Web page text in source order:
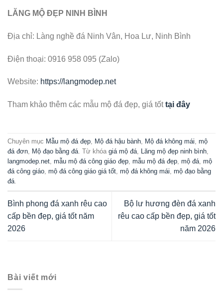
LĂNG MỘ ĐẸP NINH BÌNH
Địa chỉ: Làng nghề đá Ninh Vân, Hoa Lư, Ninh Bình
Điện thoại: 0916 958 095 (Zalo)
Website: https://langmodep.net
Tham khảo thêm các mẫu mộ đá đẹp, giá tốttại đây
Chuyên mục Mẫu mộ đá đẹp, Mộ đá hậu bành, Mộ đá không mái, mộ
đá đơn, Mộ đạo bằng đá. Từ khóa giá mộ đá, Lăng mộ đẹp ninh bình,
langmodep.net, mẫu mộ đá công giáo đẹp, mẫu mộ đá đẹp, mộ đá, mộ
đá công giáo, mộ đá công giáo giá tốt, mộ đá không mái, mộ đạo bằng
đá.
Bình phong đá xanh rêu cao
cấp bền đẹp, giá tốt năm
2026
Bộ lư hương đèn đá xanh
rêu cao cấp bền đẹp, giá tốt
năm 2026
Bài viết mới